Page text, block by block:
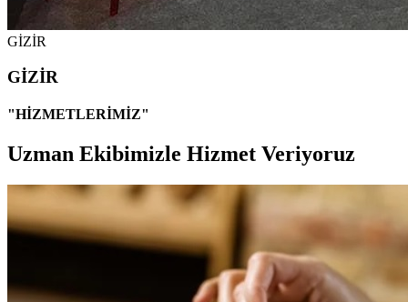
GİZİR
GİZİR
"HİZMETLERİMİZ"
Uzman Ekibimizle Hizmet Veriyoruz